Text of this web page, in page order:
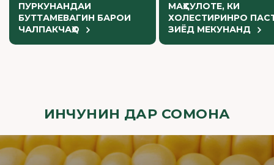
ПУРКУНАНДАИ
БУТТАМЕВАГИН БАРОИ
ЧАЛПАКЧАҲО
МАҲСУЛОТЕ, КИ
ХОЛЕСТИРИНРО
ЗИЁД МЕКУНАНД
ИНЧУНИН ДАР СОМОНА